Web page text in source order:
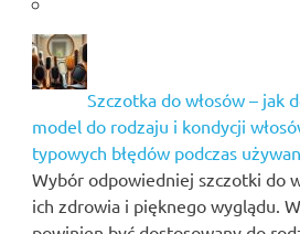
Szczotka do włosów – jak
model do rodzaju i kondycji
typowych błędów podczas
Wybór odpowiedniej szczotki do
ich zdrowia i pięknego wyglądu.